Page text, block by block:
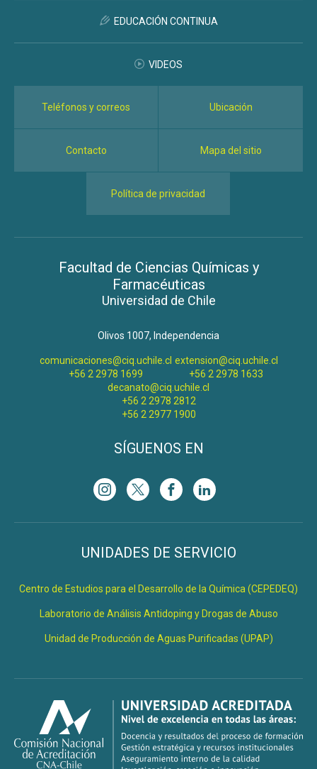
EDUCACIÓN CONTINUA
VIDEOS
Teléfonos y correos Ubicación
Contacto Mapa del sitio
Política de privacidad
Facultad de Ciencias Químicas y
Farmacéuticas
Universidad de Chile
Olivos 1007, Independencia
comunicaciones@ciq.uchile.cl
+56 2 2978 1699
extension@ciq.uchile.cl
+56 2 2978 1633
decanato@ciq.uchile.cl
+56 2 2978 2812
+56 2 2977 1900
SÍGUENOS EN
UNIDADES DE SERVICIO
Centro de Estudios para el Desarrollo de la Química (CEPEDEQ)
Laboratorio de Análisis Antidoping y Drogas de Abuso
Unidad de Producción de Aguas Purificadas (UPAP)